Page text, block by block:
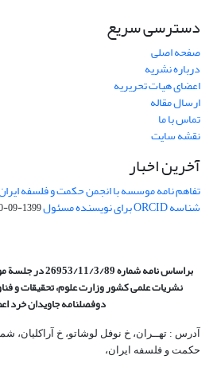
دسترسی سریع
صفحه اصلی
درباره نشریه
اعضای هیات تحریریه
ارسال مقاله
تماس با ما
نقشه سایت
آخرین اخبار
تفاهم نامه موسسه با انجمن حکمت و فلسفه
شناسه ORCID برای نویسنده مسئول 1399-09-20
براساس نامه شماره 26953/11/3/89 در جلسة مورخ 31/6/89 کمیسیون
نشریات علمی کشور وزارت علوم، تحقیقات و
دوفصلنامه جاویدان خرد
حکمت و فلسفه ایران،‌